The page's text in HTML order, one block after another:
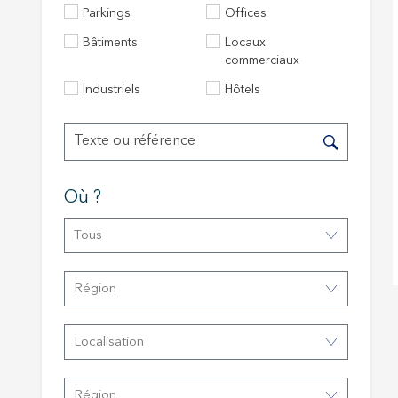
Parkings Offices
Bâtiments
Locaux
commerciaux
Industriels Hôtels
Où ?
Tous
Région
Localisation
Ce